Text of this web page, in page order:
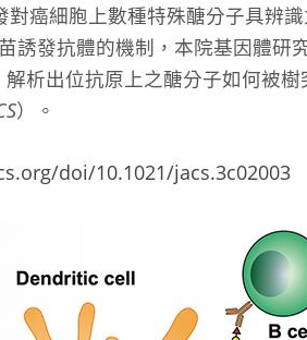
對癌細胞上數種特殊醣分子具辨
誘發抗體的機制，本院基因體研
析出位抗原上之醣分子如何被
）。
doi/10.1021/jacs.3c02003